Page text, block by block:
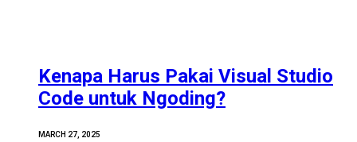
Kenapa Harus Pakai Visual Studio
Code untuk Ngoding?
MARCH 27, 2025